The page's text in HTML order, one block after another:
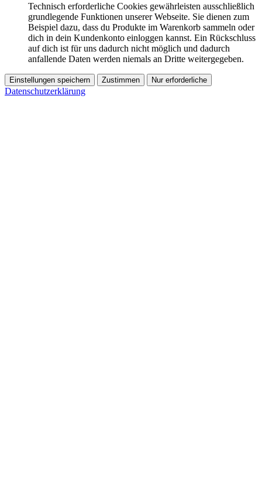
Technisch erforderliche Cookies gewährleisten ausschließlich
grundlegende Funktionen unserer Webseite. Sie dienen zum
Beispiel dazu, dass du Produkte im Warenkorb sammeln oder
dich in dein Kundenkonto einloggen kannst. Ein Rückschluss
auf dich ist für uns dadurch nicht möglich und dadurch
anfallende Daten werden niemals an Dritte weitergegeben.
Einstellungen speichern Zustimmen Nur erforderliche
Datenschutzerklärung